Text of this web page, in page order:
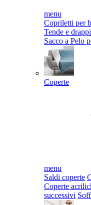
menu
Copriletti per
Tende e
Sacco a Pelo
Coperte
menu
Saldi coperte
Coperte
successivi